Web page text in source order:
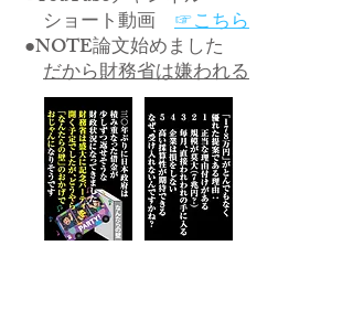
ショート動画 ☞こちら
●NOTE論文始めました
だから財務省は嫌われる